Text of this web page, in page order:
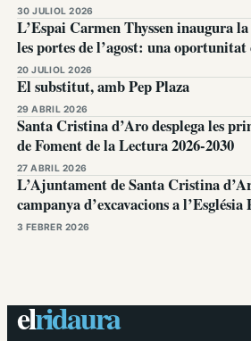
30 JULIOL 2026
L’Espai Carmen Thyssen inaugura
les portes de l’agost: una
20 JULIOL 2026
El substitut, amb Pep Plaza
29 ABRIL 2026
Santa Cristina d’Aro desplega les
de Foment de la Lectura 2026-2030
27 ABRIL 2026
L’Ajuntament de Santa Cristina
campanya d’excavacions a
3 FEBRER 2026
elridaura